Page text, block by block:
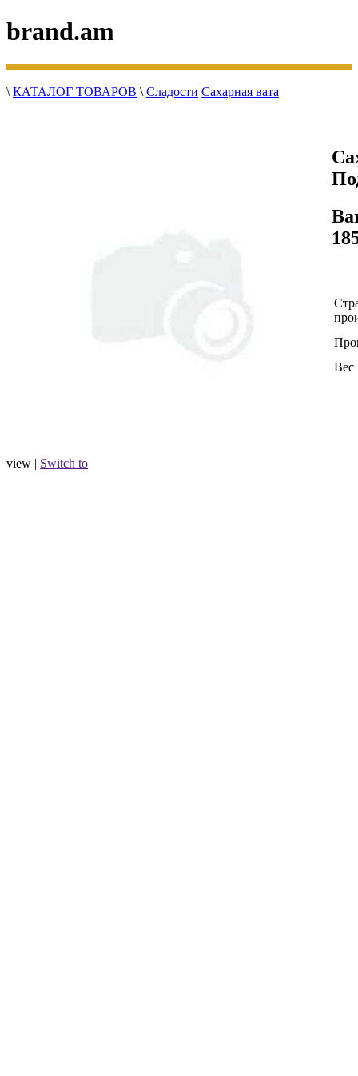
brand.am
\ КАТАЛОГ ТОВАРОВ \ Сладости Сахарная вата
Вес
view | Switch to